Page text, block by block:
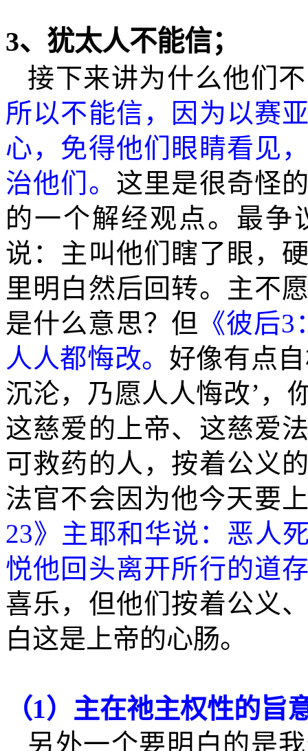
3、犹太人不能信；
接下来讲为什么他们
所以不能信，因为以赛
心，免得他们眼睛看见
治他们。 这里是很奇怪
的一个解经观点。最争
说：主叫他们瞎了眼，
里明白然后回转。主不
是什么意思？但 《彼后3
人人都悔改。 好像有点
沉沦，乃愿人人悔改’，
这慈爱的上帝、这慈爱
可救药的人，按着公义
法官不会因为他今天要
23》主耶和华说：恶人
悦他回头离开所行的道
喜乐，但他们按着公义
白这是上帝的心肠。
（1）主在祂主权性的旨
另外一个要明白的是